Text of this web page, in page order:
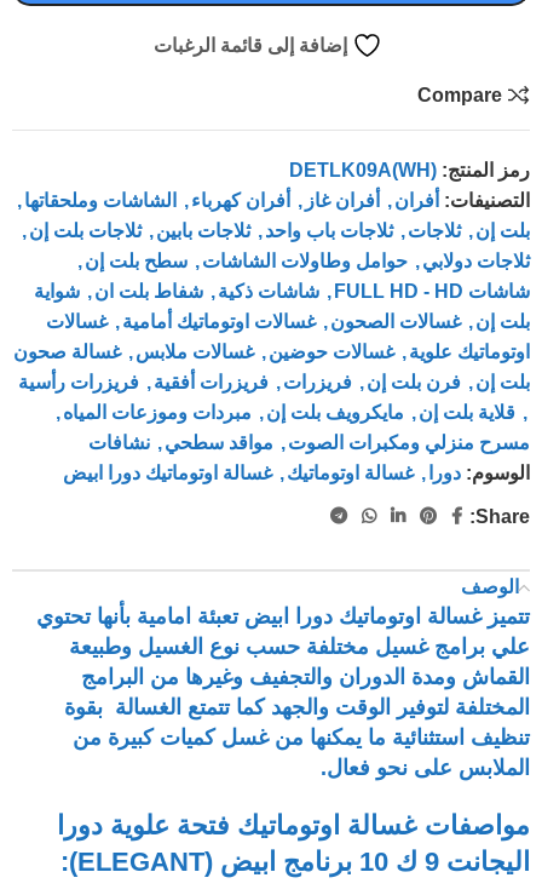
إضافة إلى قائمة الرغبات
Compare
رمز المنتج: DETLK09A(WH)
التصنيفات: أفران, أفران غاز , أفران كهرباء, الشاشات وملحقاتها,
بلت إن, ثلاجات, ثلاجات باب واحد, ثلاجات بابين, ثلاجات بلت إن,
ثلاجات دولابي, حوامل وطاولات الشاشات, سطح بلت إن,
شاشات FULL HD - HD
, شاشات ذكية, شفاط بلت ان, شواية
بلت إن, غسالات الصحون, غسالات اوتوماتيك أمامية, غسالات
اوتوماتيك علوية, غسالات حوضين, غسالات ملابس, غسالة صحون
بلت إن, فرن بلت إن, فريزرات, فريزرات أفقية, فريزرات رأسية
, قلاية بلت إن, مايكرويف بلت إن, مبردات وموزعات المياه,
مسرح منزلي ومكبرات الصوت, مواقد سطحي, نشافات
الوسوم: دورا , غسالة اوتوماتيك, غسالة اوتوماتيك دورا ابيض
Share:
الوصف
تتميز غسالة اوتوماتيك دورا ابيض تعبئة امامية بأنها تحتوي
علي برامج غسيل مختلفة حسب نوع الغسيل وطبيعة
القماش ومدة الدوران والتجفيف وغيرها من البرامج
المختلفة لتوفير الوقت والجهد كما تتمتع الغسالة بقوة
تنظيف استثنائية ما يمكنها من غسل كميات كبيرة من
الملابس على نحو فعال.
مواصفات غسالة اوتوماتيك فتحة علوية دورا
اليجانت 9 ك 10 برنامج ابيض (ELEGANT):